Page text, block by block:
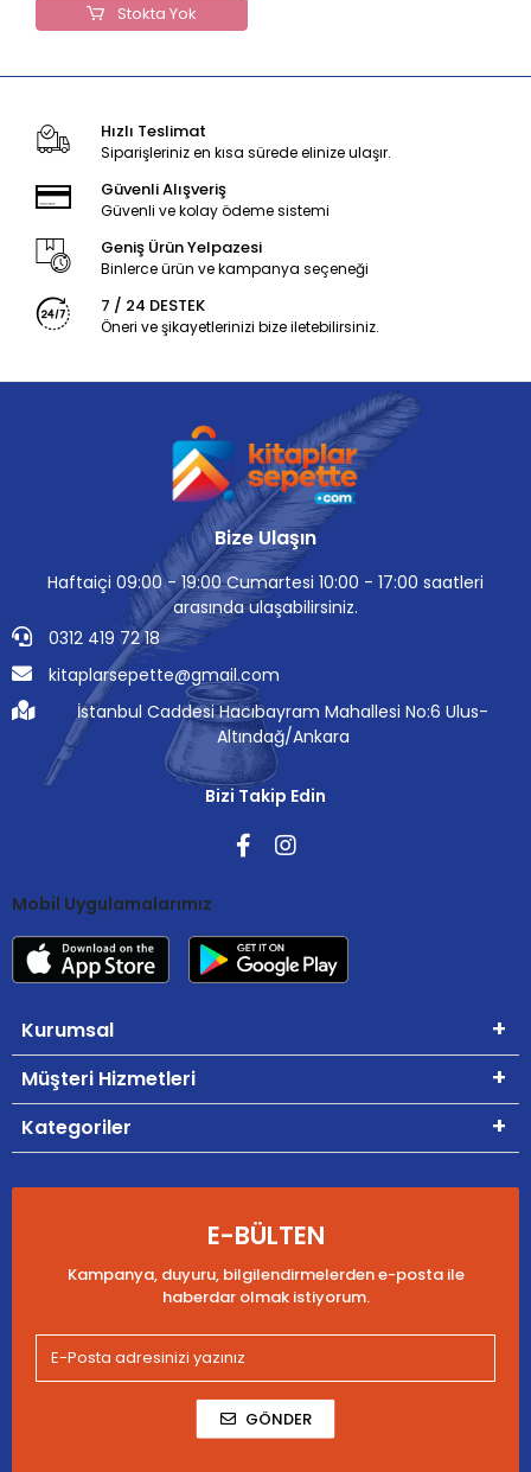
Stokta Yok
Hızlı Teslimat
Siparişleriniz en kısa sürede elinize ulaşır.
Güvenli Alışveriş
Güvenli ve kolay ödeme sistemi
Geniş Ürün Yelpazesi
Binlerce ürün ve kampanya seçeneği
7 / 24 DESTEK
Öneri ve şikayetlerinizi bize iletebilirsiniz.
Bize Ulaşın
Haftaiçi 09:00 - 19:00 Cumartesi 10:00 - 17:00 saatleri
arasında ulaşabilirsiniz.
0312 419 72 18
kitaplarsepette@gmail.com
İstanbul Caddesi Hacıbayram Mahallesi No:6 Ulus-
Altındağ/Ankara
Bizi Takip Edin
Mobil Uygulamalarımız
Kurumsal
Müşteri Hizmetleri
Kategoriler
E-BÜLTEN
Kampanya, duyuru, bilgilendirmelerden e-posta ile
haberdar olmak istiyorum.
GÖNDER